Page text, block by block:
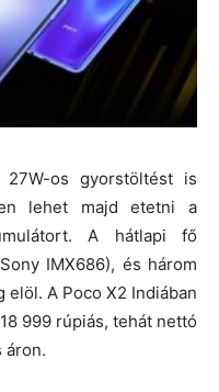
os gyorstöltést is
lehet majd etetni a
A hátlapi fő
IMX686), és három
A Poco X2 Indiában
999 rúpiás, tehát nettó
áron.